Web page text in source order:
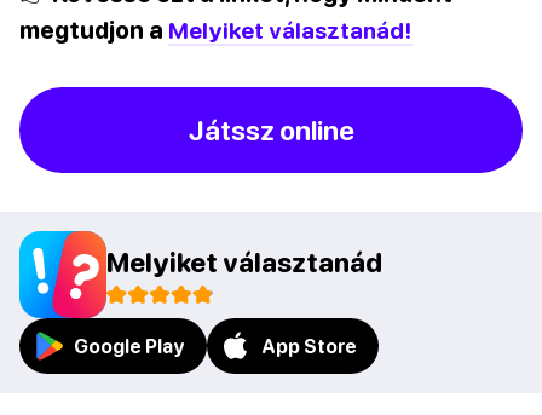
megtudjon a Melyiket választanád!
Játssz online
Melyiket választanád
Google Play App Store